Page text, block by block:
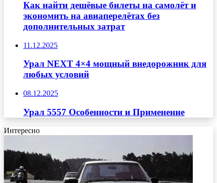
Как найти дешёвые билеты на самолёт и
экономить на авиаперелётах без
дополнительных затрат
11.12.2025
Урал NEXT 4×4 мощный внедорожник для
любых условий
08.12.2025
Урал 5557 Особенности и Применение
Интересно